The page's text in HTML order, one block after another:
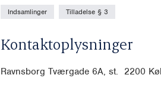
Indsamlinger Tilladelse § 3
Kontaktoplysninger
Ravnsborg Tværgade 6A, st. 2200